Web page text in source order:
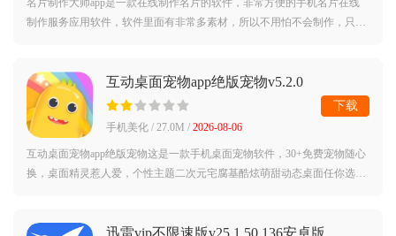
名片制作大师app是一款在线制作名片的软件，非常方便的手机名片在线
制作服务应用软件，软件里面有非常多素材，所以不用怕不会制作，只需
互动桌面宠物app绝版宠物v5.2.0
手机美化 / 27.0M / 2026-08-06
互动桌面宠物app绝版宠物这是一款手机桌面宠物软件，30+免费宠物随心
换，桌面精灵惹人爱，个性主题二次元宅腐基酷炫萌甜动态桌面任你选，
下载
迅雷vip不限速版v25.1.50.136安卓版